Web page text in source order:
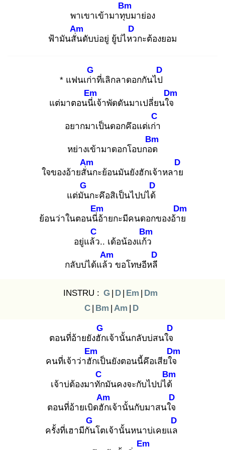
พาเขาเข้ามาทุบ
Bm
มาย่อง
ฟ้ามันสั่น
Am
ดับบ่อยู่ ยู้บ่ไหว
D
กะต้องยอม
* แฟนเก่า
G
ที่เลิกลาดอกกันไป
D
แต่มาตอนนี่เ
Em
จ้าพัดดันมาเปลี่ยนใจ
Dm
อยากมาเป็นดอกคึอแต่เก่า
C
หย่างเข้ามาดอกโอบกอด
Bm
ใจของอ้ายสั่น
Am
กะย้อนมันยังฮักเจ้าหลาย
D
แต่มัน
G
กะคึอสิเป็นไปบ่ได้
D
ย้อนว่าในตอนนี่อ้
Em
ายกะมีคนดอกของอ้าย
Dm
อยู่แล้ว
C
.. เด้อน้องแก้ว
Bm
กลับบ่ได้แล้ว
Am
ขอโทษอีหลี
D
INSTRU : G | D | Em | Dm
C | Bm | Am | D
ตอนที่อ้ายยังฮัก
G
เจ้านั้นกลับบ่สนใจ
D
คนที่เจ้าว่าฮัก
Em
เป็นยังตอนนี้คึอเสียใจ
Dm
เจ้าบ่ต้องมาทัก
C
มันคงจะกับไปบ่ได้
Bm
ตอนที่อ้ายเบิดฮัก
Am
เจ้านั้นกับมาสนใจ
D
ครั้งที่เฮามีกัน
G
โตเจ้านั้นหนาบ่เคยแล
D
Em